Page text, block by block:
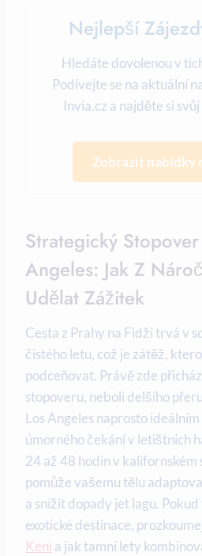
Nejlepší
Hledáte dovolenou v
Podívejte se na aktuální
Invia.cz a najděte si
Zobrazit nabídky
Strategický
Angeles: Jak Z
Udělat Zážitek
Cesta z Prahy na Fidži trvá v
čistého letu, což je zátěž,
podceňovat. Právě zde
stopoveru, neboli delšího
Los Angeles naprosto
úmorného čekání v letištních
24 až 48 hodin v kalifornském
pomůže vašemu tělu
a snížit dopady jet lagu. Pokud
exotické destinace,
Keni a jak tamní lety